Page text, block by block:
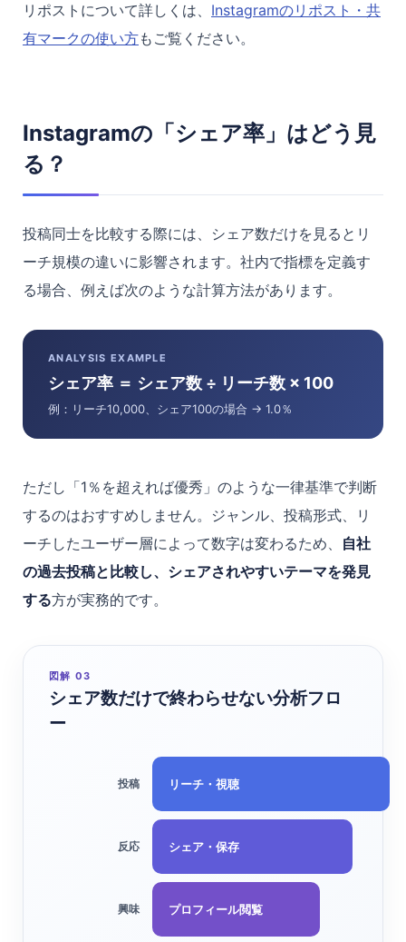
リポストについて詳しくは、 Instagramのリポスト・共
有マークの使い方もご覧ください。
Instagramの「シェア率」はどう見
る？
投稿同士を比較する際には、シェア数だけを見るとリ
ーチ規模の違いに影響されます。社内で指標を定義す
る場合、例えば次のような計算方法があります。
ANALYSIS EXAMPLE
シェア率 ＝ シェア数 ÷ リーチ数 × 100
例：リーチ10,000、シェア100の場合 → 1.0％
ただし「1％を超えれば優秀」のような一律基準で判断
するのはおすすめしません。ジャンル、投稿形式、リ
ーチしたユーザー層によって数字は変わるため、 自社
の過去投稿と比較し、シェアされやすいテーマを発見
する方が実務的です。
図解 03
シェア数だけで終わらせない分析フロ
ー
投稿 リーチ・視聴
反応 シェア・保存
興味 プロフィール閲覧